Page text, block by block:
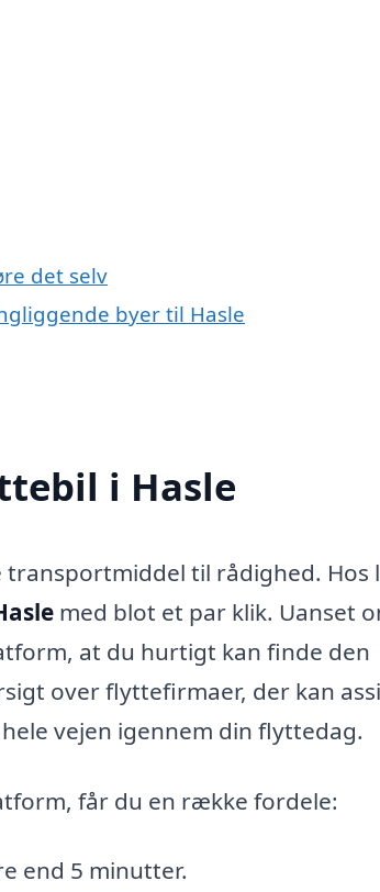
det selv
byer til Hasle
i Hasle
til rådighed. Hos
med blot et par klik. Uanset
at du hurtigt kan finde den
over flyttefirmaer, der kan
vejen igennem din flyttedag.
får du en række fordele:
end 5 minutter.